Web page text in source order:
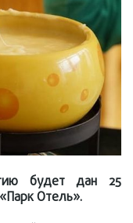
будет дан 25
Отель».